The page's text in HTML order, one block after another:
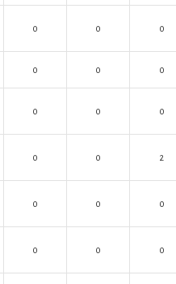
0 0 0
0 0 0
0 0 0
0 0 2
0 0 0
0 0 0